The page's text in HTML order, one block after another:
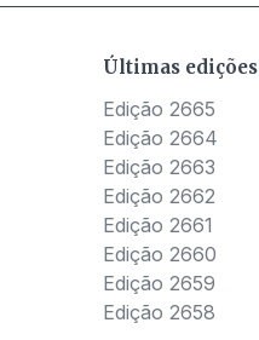
Últimas edições
Edição 2665
Edição 2664
Edição 2663
Edição 2662
Edição 2661
Edição 2660
Edição 2659
Edição 2658